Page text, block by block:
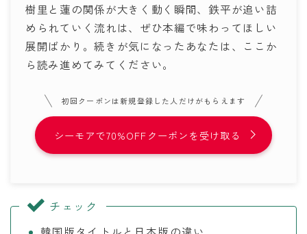
樹里と蓮の関係が大きく動く瞬間、鉄平が追い詰
められていく流れは、ぜひ本編で味わってほしい
展開ばかり。続きが気になったあなたは、ここか
ら読み進めてみてください。
初回クーポンは新規登録した人だけがもらえます
シーモアで70%OFFクーポンを受け取る
チェック